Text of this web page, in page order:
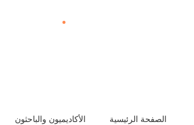
الصفحة الرئيسية الأكاديميون والباحثون